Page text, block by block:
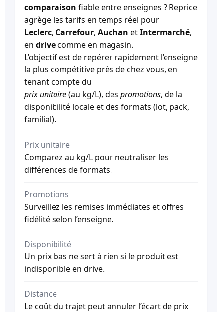
comparaison fiable entre enseignes ? Reprice
agrège les tarifs en temps réel pour
Leclerc, Carrefour, Auchan etIntermarché,
en drivecomme en magasin.
L’objectif est de repérer rapidement l’enseigne
la plus compétitive près de chez vous, en
tenant compte du
prix unitaire(au kg/L), des promotions, de la
disponibilité locale et des formats (lot, pack,
familial).
Prix unitaire
Comparez au kg/L pour neutraliser les
différences de formats.
Promotions
Surveillez les remises immédiates et offres
fidélité selon l’enseigne.
Disponibilité
Un prix bas ne sert à rien si le produit est
indisponible en drive.
Distance
Le coût du trajet peut annuler l’écart de prix